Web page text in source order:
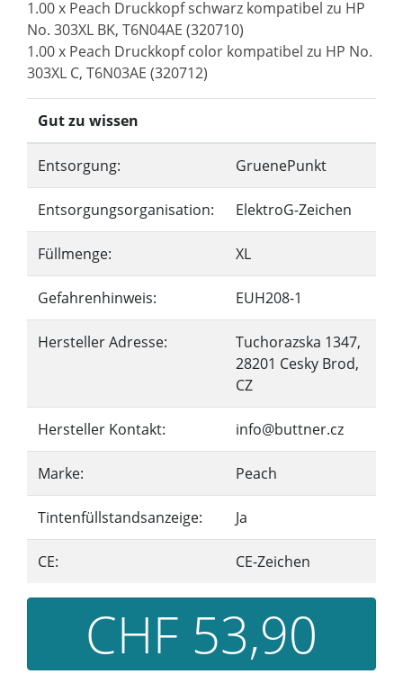
1.00 x Peach Druckkopf schwarz kompatibel zu HP
No. 303XL BK, T6N04AE (320710)
1.00 x Peach Druckkopf color kompatibel zu HP No.
303XL C, T6N03AE (320712)
Gut zu wissen
Entsorgung: GruenePunkt
Entsorgungsorganisation: ElektroG-Zeichen
Füllmenge: XL
Gefahrenhinweis: EUH208-1
Hersteller Adresse:
Tuchorazska 1347,
28201 Cesky Brod,
CZ
Hersteller Kontakt: info@buttner.cz
Marke: Peach
Tintenfüllstandsanzeige: Ja
CE: CE-Zeichen
CHF 53,90